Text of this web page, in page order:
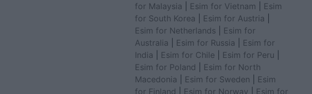
for Malaysia
Esim for Vietnam
Esim
for South Korea
Esim for Austria
Esim for Netherlands
Esim for
Australia
Esim for Russia
Esim for
India
Esim for Chile Esim for Peru
Esim for Poland
Esim for North
Macedonia
Esim for Sweden
Esim
for Finland
Esim for Norway
Esim for